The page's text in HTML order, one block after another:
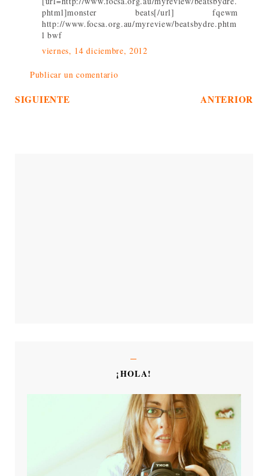
phtml]monster beats[/url] fqewm
http://www.focsa.org.au/myreview/beatsbydre.phtm
l bwf
viernes, 14 diciembre, 2012
Publicar un comentario
SIGUIENTE ANTERIOR
¡HOLA!